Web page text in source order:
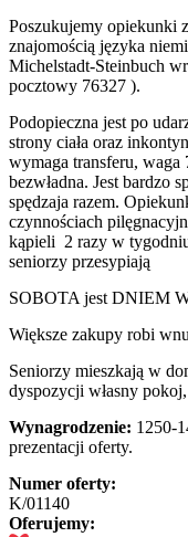
Poszukujemy opiekunki
znajomością języka
Michelstadt-Steinbuch
pocztowy 76327 ).
Podopieczna jest po
strony ciała oraz
wymaga transferu, waga
bezwładna. Jest bardzo
spędzaja razem.
czynnościach
kąpieli 2 razy w
seniorzy przesypiają
SOBOTA jest DNIEM
Większe zakupy robi
Seniorzy mieszkają w
dyspozycji własny
Wynagrodzenie: 1250-
prezentacji oferty.
Numer oferty:
K/01140
Oferujemy: